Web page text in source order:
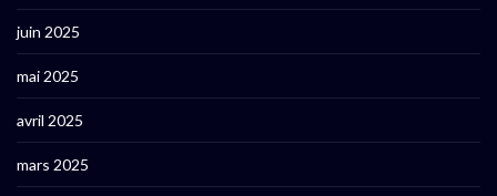
juin 2025
mai 2025
avril 2025
mars 2025